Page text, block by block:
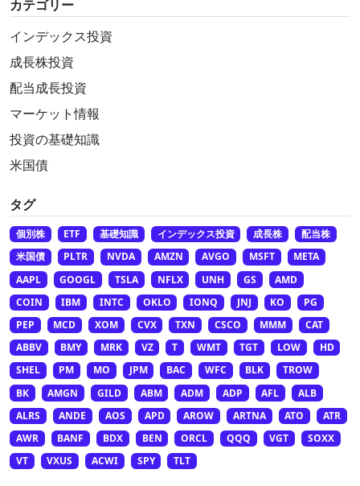
カテゴリー
インデックス投資
成長株投資
配当成長投資
マーケット情報
投資の基礎知識
米国債
タグ
個別株 ETF 基礎知識 インデックス投資 成長株
配当株
米国債
PLTR NVDA AMZN AVGO MSFT
META
AAPL
GOOGL TSLA NFLX UNH GS
AMD
COIN
IBM INTC OKLO IONQ JNJ KO
PG
PEP
MCD XOM CVX TXN CSCO MMM
CAT
ABBV
BMY MRK VZ T WMT TGT LOW
HD
SHEL
PM MO JPM BAC WFC BLK
TROW
BK
AMGN GILD ABM ADM ADP AFL
ALB
ALRS
ANDE AOS APD AROW ARTNA ATO
ATR
AWR
BANF BDX BEN ORCL QQQ VGT
SOXX
VT
VXUS ACWI SPY TLT